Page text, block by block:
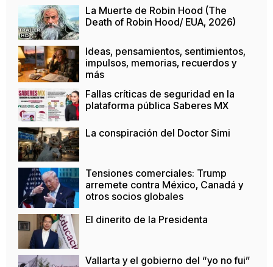
La Muerte de Robin Hood (The
Death of Robin Hood/ EUA, 2026)
Ideas, pensamientos, sentimientos,
impulsos, memorias, recuerdos y
más
Fallas críticas de seguridad en la
plataforma pública Saberes MX
La conspiración del Doctor Simi
Tensiones comerciales: Trump
arremete contra México, Canadá y
otros socios globales
El dinerito de la Presidenta
Vallarta y el gobierno del “yo no fui”